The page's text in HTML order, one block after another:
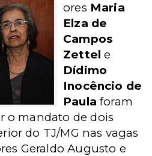
ores Maria
Elza de
Campos
Zettel e
Dídimo
Inocêncio de
Paula foram
o mandato de dois
do TJ/MG nas vagas
Geraldo Augusto e